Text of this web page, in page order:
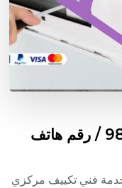
رقم تكييف الكويت / 98025055 / رقم هاتف
فني تكييف مركزي